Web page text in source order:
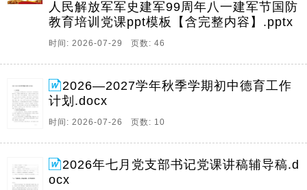
人民解放军军史建军99周年八一建军节国防
教育培训党课ppt模板【含完整内容】.pptx
时间: 2026-07-29 页数: 46
2026—2027学年秋季学期初中德育工作
计划.docx
时间: 2026-07-26 页数: 10
2026年七月党支部书记党课讲稿辅导稿.d
ocx